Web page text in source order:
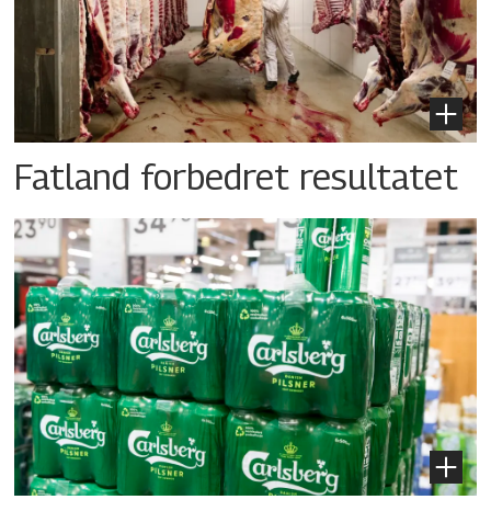
Fatland forbedret resultatet